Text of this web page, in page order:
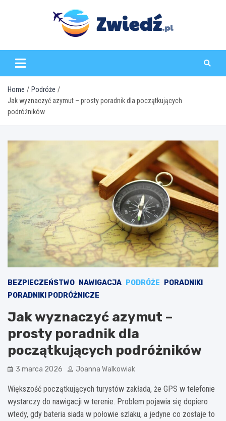
zwiedz.pl
Home
Podróże
Jak wyznaczyć azymut – prosty poradnik dla początkujących
podróżników
BEZPIECZEŃSTWO NAWIGACJA PODRÓŻE
PORADNIKI
PORADNIKI PODRÓŻNICZE
Jak wyznaczyć azymut –
prosty poradnik dla
początkujących podróżników
3 marca 2026 Joanna Walkowiak
Większość początkujących turystów zakłada, że GPS w telefonie
wystarczy do nawigacji w terenie. Problem pojawia się dopiero
wtedy, gdy bateria siada w połowie szlaku, a jedyne co zostaje to